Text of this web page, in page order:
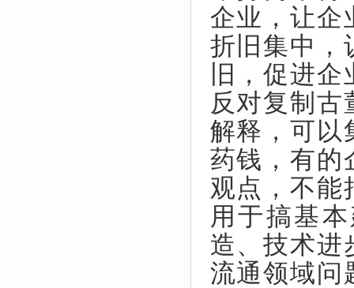
企业，让企
折旧集中，
旧，促进
反对复制
解释，可以
药钱，有的
观点，不能
用于搞基
造、技术进
流通领域问